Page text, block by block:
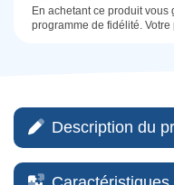
En achetant ce produit vous
programme de fidélité.
Description du